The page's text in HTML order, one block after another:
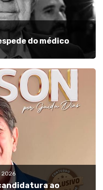
do médico
2026
ao